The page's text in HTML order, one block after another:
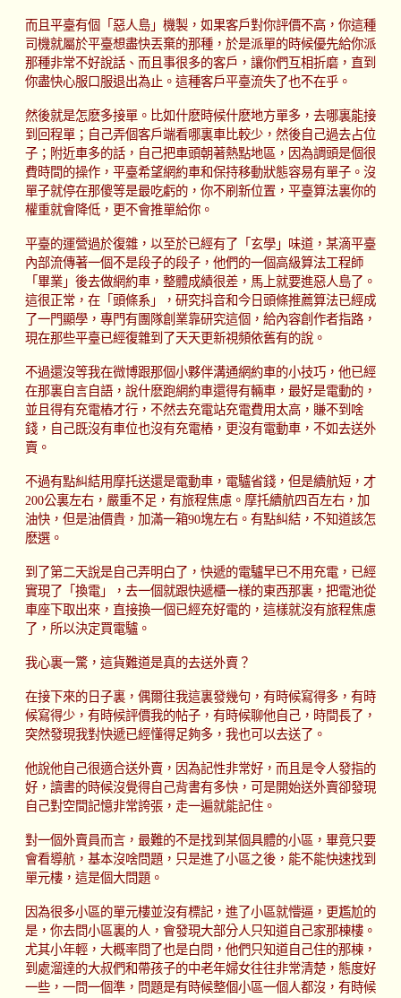
而且平臺有個「惡人島」機製，如果客戶對你評價不高，你這種
司機就屬於平臺想盡快丟棄的那種，於是派單的時候優先給你派
那種非常不好說話、而且事很多的客戶，讓你們互相折磨，直到
你盡快心服口服退出為止。這種客戶平臺流失了也不在乎。
然後就是怎麽多接單。比如什麽時候什麽地方單多，去哪裏能接
到回程單；自己弄個客戶端看哪裏車比較少，然後自己過去占位
子；附近車多的話，自己把車頭朝著熱點地區，因為調頭是個很
費時間的操作，平臺希望網約車和保持移動狀態容易有單子。沒
單子就停在那傻等是最吃虧的，你不刷新位置，平臺算法裏你的
權重就會降低，更不會推單給你。
平臺的運營過於復雜，以至於已經有了「玄學」味道，某滴平臺
內部流傳著一個不是段子的段子，他們的一個高級算法工程師
「畢業」後去做網約車，整體成績很差，馬上就要進惡人島了。
這很正常，在「頭條系」，研究抖音和今日頭條推薦算法已經成
了一門顯學，專門有團隊創業靠研究這個，給內容創作者指路，
現在那些平臺已經復雜到了天天更新視頻依舊有的說。
不過還沒等我在微博跟那個小夥伴溝通網約車的小技巧，他已經
在那裏自言自語，說什麽跑網約車還得有輛車，最好是電動的，
並且得有充電樁才行，不然去充電站充電費用太高，賺不到啥
錢，自己既沒有車位也沒有充電樁，更沒有電動車，不如去送外
賣。
不過有點糾結用摩托送還是電動車，電驢省錢，但是續航短，才
200公裏左右，嚴重不足，有旅程焦慮。摩托續航四百左右，加
油快，但是油價貴，加滿一箱90塊左右。有點糾結，不知道該怎
麽選。
到了第二天說是自己弄明白了，快遞的電驢早已不用充電，已經
實現了「換電」，去一個就跟快遞櫃一樣的東西那裏，把電池從
車座下取出來，直接換一個已經充好電的，這樣就沒有旅程焦慮
了，所以決定買電驢。
我心裏一驚，這貨難道是真的去送外賣？
在接下來的日子裏，偶爾往我這裏發幾句，有時候寫得多，有時
候寫得少，有時候評價我的帖子，有時候聊他自己，時間長了，
突然發現我對快遞已經懂得足夠多，我也可以去送了。
他說他自己很適合送外賣，因為記性非常好，而且是令人發指的
好，讀書的時候沒覺得自己背書有多快，可是開始送外賣卻發現
自己對空間記憶非常誇張，走一遍就能記住。
對一個外賣員而言，最難的不是找到某個具體的小區，畢竟只要
會看導航，基本沒啥問題，只是進了小區之後，能不能快速找到
單元樓，這是個大問題。
因為很多小區的單元樓並沒有標記，進了小區就懵逼，更尷尬的
是，你去問小區裏的人，會發現大部分人只知道自己家那棟樓。
尤其小年輕，大概率問了也是白問，他們只知道自己住的那棟，
到處溜達的大叔們和帶孩子的中老年婦女往往非常清楚，態度好
一些，一問一個準，問題是有時候整個小區一個人都沒，有時候